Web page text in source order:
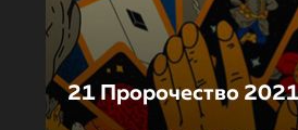
21 Пророчество